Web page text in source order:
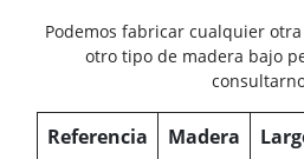
Podemos fabricar cualquier
otro tipo de madera bajo
Referencia Madera